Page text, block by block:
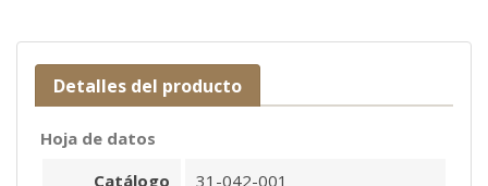
Detalles del producto
Hoja de datos
Catálogo
31-042-001